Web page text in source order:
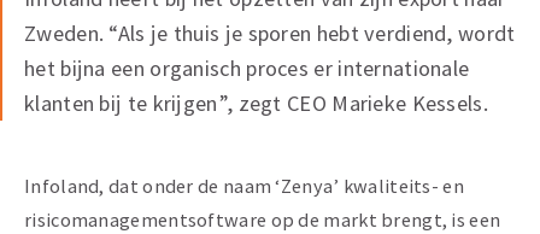
Zweden. “Als je thuis je sporen hebt verdiend, wordt
het bijna een organisch proces er internationale
klanten bij te krijgen”, zegt CEO Marieke Kessels.
Infoland, dat onder de naam ‘Zenya’ kwaliteits- en
risicomanagementsoftware op de markt brengt, is een